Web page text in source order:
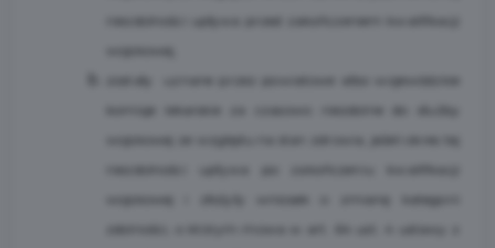
niezdolności upływa przed zakończeniem kwalifikacji
zostały uznane przez powiatowe albo wojewódzkie
komisje lekarskie za czasowo niezdolne do służby
wojskowej ze względu na stan zdrowia, jeżeli okres tej
wojskowej i złożyły wniosek o zmianę kategorii